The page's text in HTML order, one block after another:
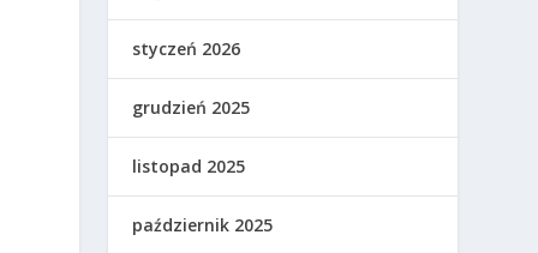
styczeń 2026
grudzień 2025
listopad 2025
październik 2025